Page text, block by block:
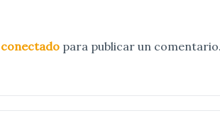
conectado para publicar un comentario.